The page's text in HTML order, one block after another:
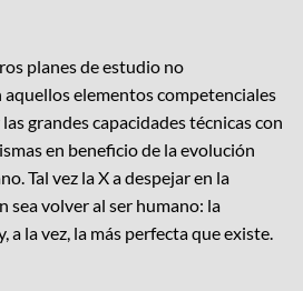
planes de estudio no
elementos competenciales
grandes capacidades técnicas con
en beneficio de la evolución
Tal vez la X a despejar en la
sea volver al ser humano: la
a la vez, la más perfecta que existe.